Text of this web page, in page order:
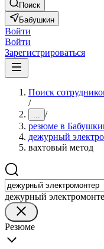
Поиск
Бабушкин
Войти
Войти
Зарегистрироваться
Поиск
/
... /
резюме в
дежурный
вахтовый метод
дежурный
Резюме